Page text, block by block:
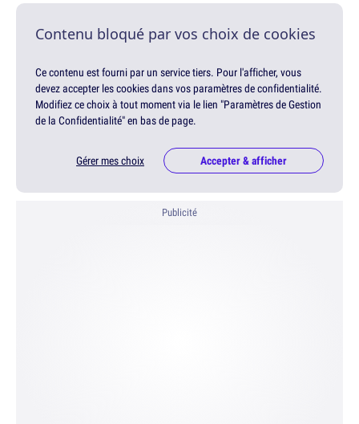
Contenu bloqué par vos choix de cookies
Ce contenu est fourni par un service tiers. Pour l'afficher, vous
devez accepter les cookies dans vos paramètres de confidentialité.
Modifiez ce choix à tout moment via le lien "Paramètres de Gestion
de la Confidentialité" en bas de page.
Gérer mes choix Accepter & afficher
Publicité